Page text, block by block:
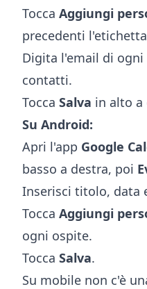
Tocca Aggiungi
precedenti
Digita l'email di
contatti.
Tocca Salva in alto a
Su Android:
Apri l'app Google
basso a destra, poi
Inserisci titolo, data
Tocca Aggiungi
ogni ospite.
Tocca Salva.
Su mobile non c'è